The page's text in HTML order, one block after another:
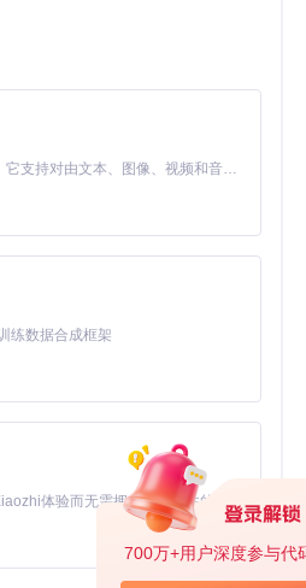
700万+用户深度参与代
MiniMax H3 是一个通用的全模态生成系统。它支持对由文本、图像、视频和音频组成的多模态上下文进行统一理解，并能生成分辨率高达 2K、时长可达 15 秒的带原生立体声音频的视频。得益于面向任务泛化的系统设计，H3 在预训练阶段就已具备广泛的多模态上下文理解与生成能力，能够出色地执行复杂的多模态指令。
练数据合成框架
基于Python的Xiaozhi AI，适用于想要完整Xiaozhi体验而无需拥有专用硬件的用户。